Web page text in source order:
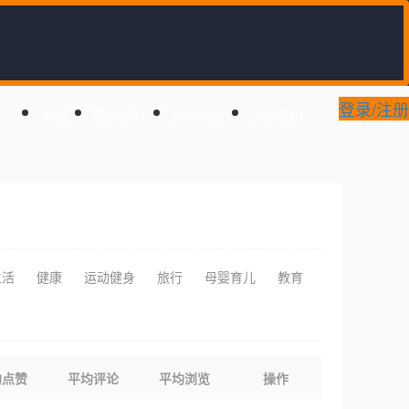
登录/注册
健康 运动健身 旅行 母婴育儿 教育
赞 平均评论 平均浏览 操作